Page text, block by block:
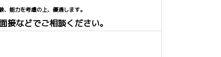
能力を考慮の上、優遇します。
接などでご相談ください。